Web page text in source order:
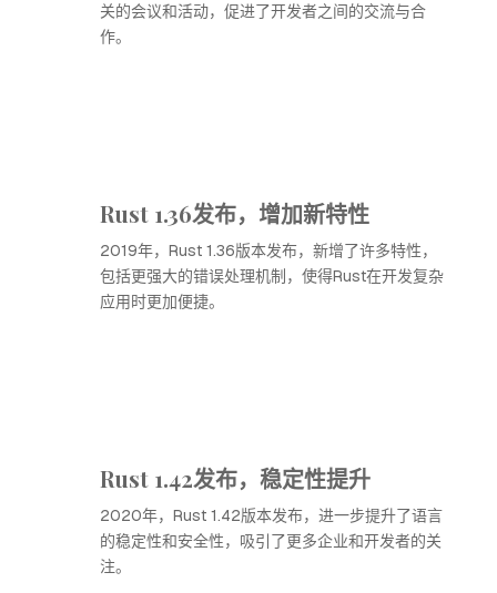
关的会议和活动，促进了开发者之间的交流与合
作。
Rust 1.36发布，增加新特性
2019年，Rust 1.36版本发布，新增了许多特性，
包括更强大的错误处理机制，使得Rust在开发复杂
应用时更加便捷。
Rust 1.42发布，稳定性提升
2020年，Rust 1.42版本发布，进一步提升了语言
的稳定性和安全性，吸引了更多企业和开发者的关
注。